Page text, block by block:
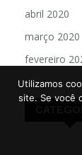
abril 2020
março 2020
fevereiro
Utilizamos
site. Se você